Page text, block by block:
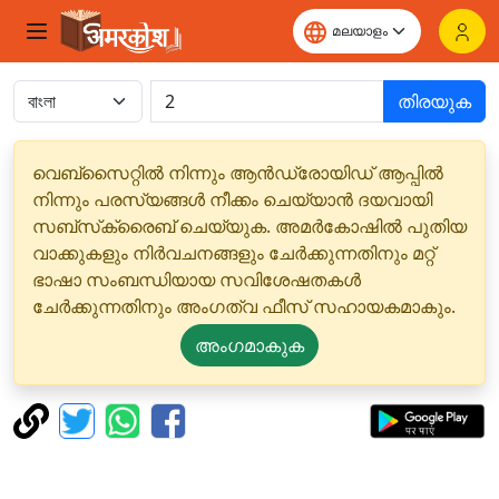
തിരയുക
വെബ്‌സൈറ്റിൽ നിന്നും ആൻഡ്രോയിഡ് ആപ്പിൽ
നിന്നും പരസ്യങ്ങൾ നീക്കം ചെയ്യാൻ ദയവായി
സബ്‌സ്‌ക്രൈബ് ചെയ്യുക. അമർകോഷിൽ പുതിയ
വാക്കുകളും നിർവചനങ്ങളും ചേർക്കുന്നതിനും മറ്റ്
ഭാഷാ സംബന്ധിയായ സവിശേഷതകൾ
ചേർക്കുന്നതിനും അംഗത്വ ഫീസ് സഹായകമാകും.
അംഗമാകുക